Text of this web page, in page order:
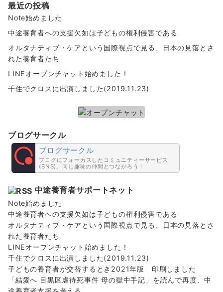
最近の投稿
Note始めました
中途養育者への支援欠如は子どもの権利侵害である
オルタナティブ・ケアという国際視点で見る、日本の見落とさ
れた養育者たち
LINEオープンチャット始めました！
千住でクロスに出演しました(2019.11.23)
ブログサークル
ブログサークル
ブログにフォーカスしたコミュニティーサービス
(SNS)。同じ趣味の仲間とつながろう！
中途養育者サポートネット
Note始めました
中途養育者への支援欠如は子どもの権利侵害である
オルタナティブ・ケアという国際視点で見る、日本の見落とさ
れた養育者たち
LINEオープンチャット始めました！
千住でクロスに出演しました(2019.11.23)
子どもの養育者が交替するとき2021年版 印刷しました
「結愛へ 目黒区虐待死事件 母の獄中手記」を読んで再度、中